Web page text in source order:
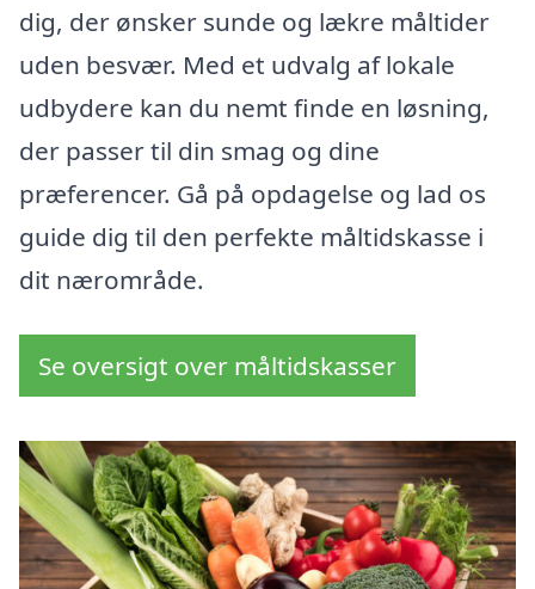
dig, der ønsker sunde og lækre måltider
uden besvær. Med et udvalg af lokale
udbydere kan du nemt finde en løsning,
der passer til din smag og dine
præferencer. Gå på opdagelse og lad os
guide dig til den perfekte måltidskasse i
dit nærområde.
Se oversigt over måltidskasser